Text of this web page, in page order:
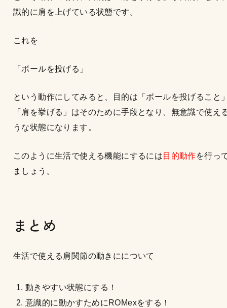
識的に肩を上げている状態です。
これを
「ボールを投げる」
という動作にしてみると、目的は「ボールを投げること
「肩を挙げる」はそのために手段となり、無意識で使え
うな状態になります。
このように生活で使える機能にするには 目的動作を行っ
ましょう。
まとめ
生活で使える肩関節の動きにについて
動きやすい状態にする！
意識的に動かすためにROMexをする！